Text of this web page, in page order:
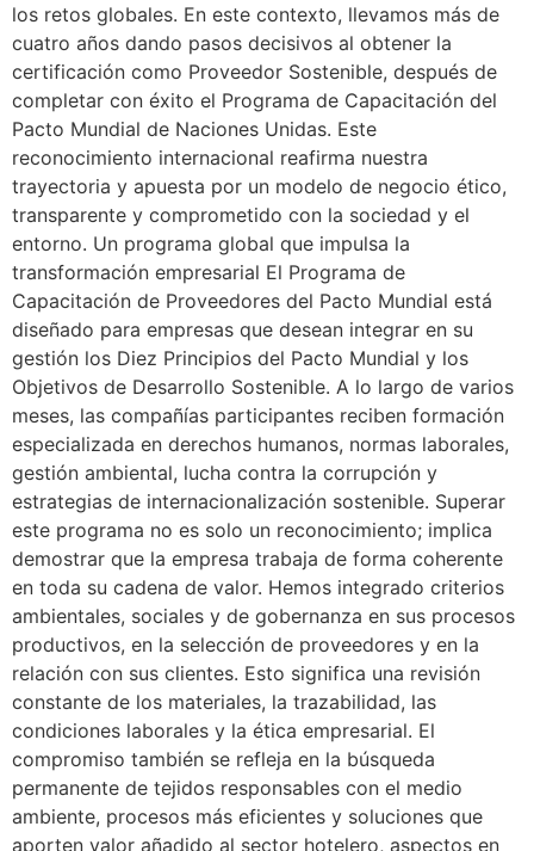
los retos globales. En este contexto, llevamos más de
cuatro años dando pasos decisivos al obtener la
certificación como Proveedor Sostenible, después de
completar con éxito el Programa de Capacitación del
Pacto Mundial de Naciones Unidas. Este
reconocimiento internacional reafirma nuestra
trayectoria y apuesta por un modelo de negocio ético,
transparente y comprometido con la sociedad y el
entorno. Un programa global que impulsa la
transformación empresarial El Programa de
Capacitación de Proveedores del Pacto Mundial está
diseñado para empresas que desean integrar en su
gestión los Diez Principios del Pacto Mundial y los
Objetivos de Desarrollo Sostenible. A lo largo de varios
meses, las compañías participantes reciben formación
especializada en derechos humanos, normas laborales,
gestión ambiental, lucha contra la corrupción y
estrategias de internacionalización sostenible. Superar
este programa no es solo un reconocimiento; implica
demostrar que la empresa trabaja de forma coherente
en toda su cadena de valor. Hemos integrado criterios
ambientales, sociales y de gobernanza en sus procesos
productivos, en la selección de proveedores y en la
relación con sus clientes. Esto significa una revisión
constante de los materiales, la trazabilidad, las
condiciones laborales y la ética empresarial. El
compromiso también se refleja en la búsqueda
permanente de tejidos responsables con el medio
ambiente, procesos más eficientes y soluciones que
aporten valor añadido al sector hotelero, aspectos en